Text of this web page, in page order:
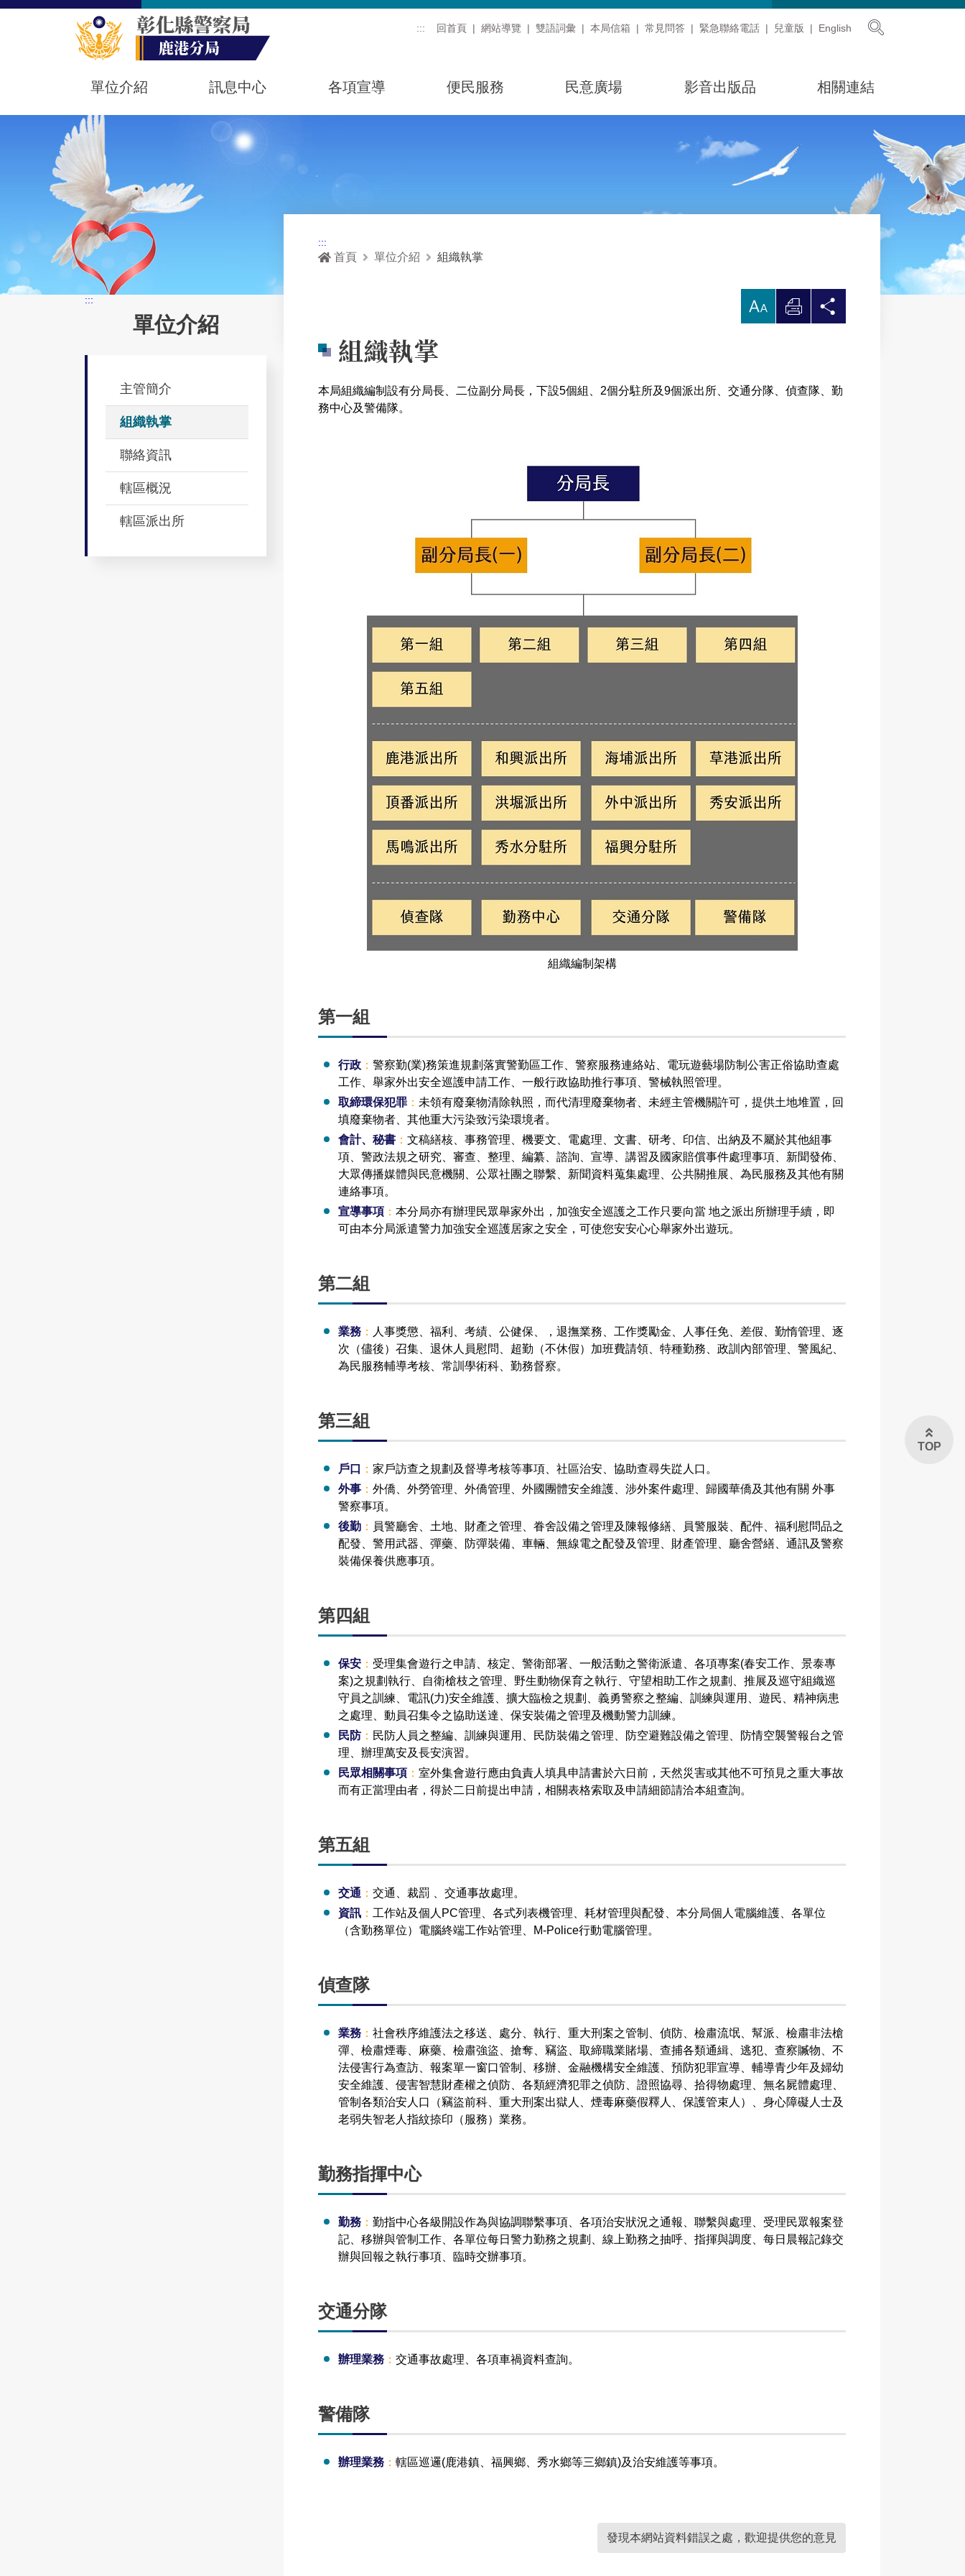
::: 回首頁 網站導覽 雙語詞彙 本局信箱 常見問答 緊急聯絡電話 兒童版 English
單位介紹 訊息中心 各項宣導 便民服務 民意廣場 影音出版品 相關連結
:::
單位介紹
主管簡介
組織執掌
聯絡資訊
轄區概況
轄區派出所
:::
首頁 單位介紹 組織執掌
放 列
組織執掌
本局組織編制設有分局長、二位副分局長，下設5個組、2個分駐所及9個派出所、交通分隊、偵查隊、勤
務中心及警備隊。
組織編制架構
第一組
行政 ： 警察勤(業)務策進規劃落實警勤區工作、警察服務連絡站、電玩遊藝場防制公害正俗協助查處
工作、舉家外出安全巡護申請工作、一般行政協助推行事項、警械執照管理。
取締環保犯罪 ： 未領有廢棄物清除執照，而代清理廢棄物者、未經主管機關許可，提供土地堆置，回
填廢棄物者、其他重大污染致污染環境者。
會計、秘書 ： 文稿繕核、事務管理、機要文、電處理、文書、研考、印信、出納及不屬於其他組事
項、警政法規之研究、審查、整理、編纂、諮詢、宣導、講習及國家賠償事件處理事項、新聞發佈、
大眾傳播媒體與民意機關、公眾社團之聯繫、新聞資料蒐集處理、公共關推展、為民服務及其他有關
連絡事項。
宣導事項 ： 本分局亦有辦理民眾舉家外出，加強安全巡護之工作只要向當 地之派出所辦理手續，即
可由本分局派遣警力加強安全巡護居家之安全，可使您安安心心舉家外出遊玩。
第二組
業務 ： 人事獎懲、福利、考績、公健保、，退撫業務、工作獎勵金、人事任免、差假、勤惰管理、逐
次（儘後）召集、退休人員慰問、超勤（不休假）加班費請領、特種勤務、政訓內部管理、警風紀、
為民服務輔導考核、常訓學術科、勤務督察。
第三組
戶口 ： 家戶訪查之規劃及督導考核等事項、社區治安、協助查尋失踨人口。
外事 ： 外僑、外勞管理、外僑管理、外國團體安全維護、涉外案件處理、歸國華僑及其他有關 外事
警察事項。
後勤 ： 員警廳舍、土地、財產之管理、眷舍設備之管理及陳報修繕、員警服裝、配件、福利慰問品之
配發、警用武器、彈藥、防彈裝備、車輛、無線電之配發及管理、財產管理、廳舍營繕、通訊及警察
裝備保養供應事項。
第四組
保安 ： 受理集會遊行之申請、核定、警衛部署、一般活動之警衛派遣、各項專案(春安工作、景泰專
案)之規劃執行、自衛槍枝之管理、野生動物保育之執行、守望相助工作之規劃、推展及巡守組織巡
守員之訓練、電訊(力)安全維護、擴大臨檢之規劃、義勇警察之整編、訓練與運用、遊民、精神病患
之處理、動員召集令之協助送達、保安裝備之管理及機動警力訓練。
民防： 民防人員之整編、訓練與運用、民防裝備之管理、防空避難設備之管理、防情空襲警報台之管
理、辦理萬安及長安演習。
民眾相關事項 ： 室外集會遊行應由負責人填具申請書於六日前，天然災害或其他不可預見之重大事故
而有正當理由者，得於二日前提出申請，相關表格索取及申請細節請洽本組查詢。
第五組
交通 ： 交通、裁罰 、交通事故處理。
資訊 ： 工作站及個人PC管理、各式列表機管理、耗材管理與配發、本分局個人電腦維護、各單位
（含勤務單位）電腦終端工作站管理、M-Police行動電腦管理。
偵查隊
業務 ： 社會秩序維護法之移送、處分、執行、重大刑案之管制、偵防、檢肅流氓、幫派、檢肅非法槍
彈、檢肅煙毒、麻藥、檢肅強盜、搶奪、竊盜、取締職業賭場、查捕各類通緝、逃犯、查察贓物、不
法侵害行為查訪、報案單一窗口管制、移辦、金融機構安全維護、預防犯罪宣導、輔導青少年及婦幼
安全維護、侵害智慧財產權之偵防、各類經濟犯罪之偵防、證照協尋、拾得物處理、無名屍體處理、
管制各類治安人口（竊盜前科、重大刑案出獄人、煙毒麻藥假釋人、保護管束人）、身心障礙人士及
老弱失智老人指紋捺印（服務）業務。
勤務指揮中心
勤務 ： 勤指中心各級開設作為與協調聯繫事項、各項治安狀況之通報、聯繫與處理、受理民眾報案登
記、移辦與管制工作、各單位每日警力勤務之規劃、線上勤務之抽呼、指揮與調度、每日晨報記錄交
辦與回報之執行事項、臨時交辦事項。
交通分隊
辦理業務 ： 交通事故處理、各項車禍資料查詢。
警備隊
辦理業務 ： 轄區巡邏(鹿港鎮、福興鄉、秀水鄉等三鄉鎮)及治安維護等事項。
發現本網站資料錯誤之處，歡迎提供您的意見
TOP